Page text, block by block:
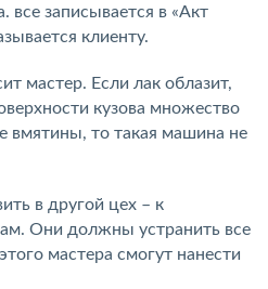
все записывается в «Акт
клиенту.
мастер. Если лак облазит,
кузова множество
вмятины, то такая машина не
в другой цех – к
Они должны устранить все
мастера смогут нанести